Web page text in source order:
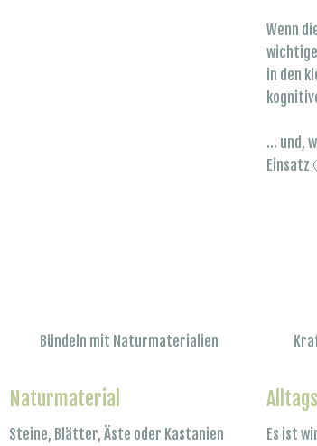
Wenn
in den
… und,
Einsatz
Bündeln mit Naturmaterialien
Naturmaterial
Steine, Blätter, Äste oder Kastanien
Es ist